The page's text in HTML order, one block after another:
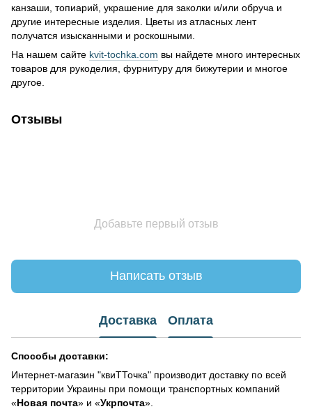
канзаши, топиарий, украшение для заколки и/или обруча и
другие интересные изделия. Цветы из атласных лент
получатся изысканными и роскошными.
На нашем сайте kvit-tochka.com вы найдете много интересных
товаров для рукоделия, фурнитуру для бижутерии и многое
другое.
Отзывы
Добавьте первый отзыв
Написать отзыв
Доставка Оплата
Способы доставки:
Интернет-магазин "квиТТочка" производит доставку по всей
территории Украины при помощи транспортных компаний
«Новая почта» и «Укрпочта».